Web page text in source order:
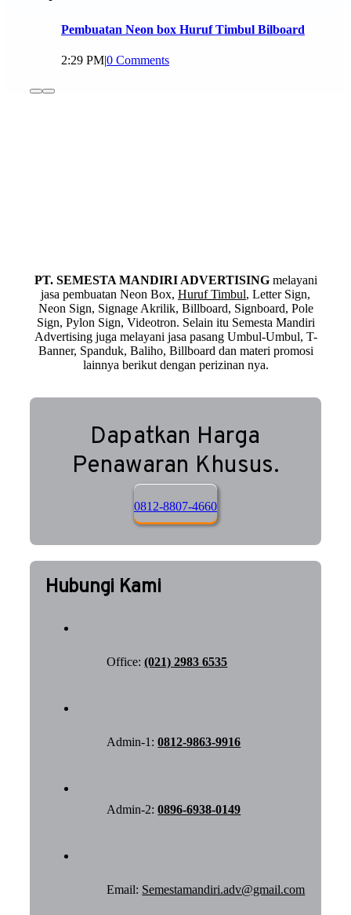
Pembuatan Neon box Huruf Timbul Bilboard
2:29 PM|0 Comments
PT. SEMESTA MANDIRI ADVERTISINGmelayani
jasa pembuatan Neon Box, Huruf Timbul, Letter Sign,
Neon Sign, Signage Akrilik, Billboard, Signboard, Pole
Sign, Pylon Sign, Videotron. Selain itu Semesta Mandiri
Advertising juga melayani jasa pasang Umbul-Umbul, T-
Banner, Spanduk, Baliho, Billboard dan materi promosi
lainnya berikut dengan perizinan nya.
Dapatkan Harga
Penawaran Khusus.
0812-8807-4660
Hubungi Kami
Office:(021) 2983 6535
Admin-1:0812-9863-9916
Admin-2:0896-6938-0149
Email: Semestamandiri.adv@gmail.com